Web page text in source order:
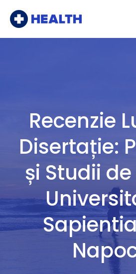
Recenzie
Disertație:
și Studii